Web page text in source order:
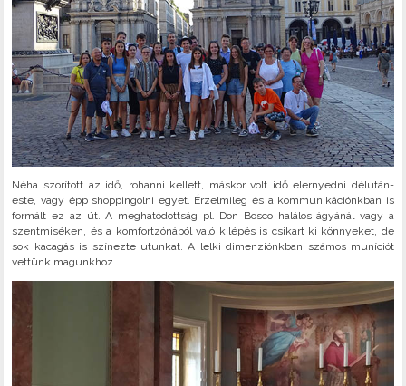
Néha szorított az idő, rohanni kellett, máskor volt idő elernyedni délután-
este, vagy épp shoppingolni egyet. Érzelmileg és a kommunikációnkban is
formált ez az út. A meghatódottság pl. Don Bosco halálos ágyánál vagy a
szentmiséken, és a komfortzónából való kilépés is csikart ki könnyeket, de
sok kacagás is színezte utunkat. A lelki dimenziónkban számos muníciót
vettünk magunkhoz.